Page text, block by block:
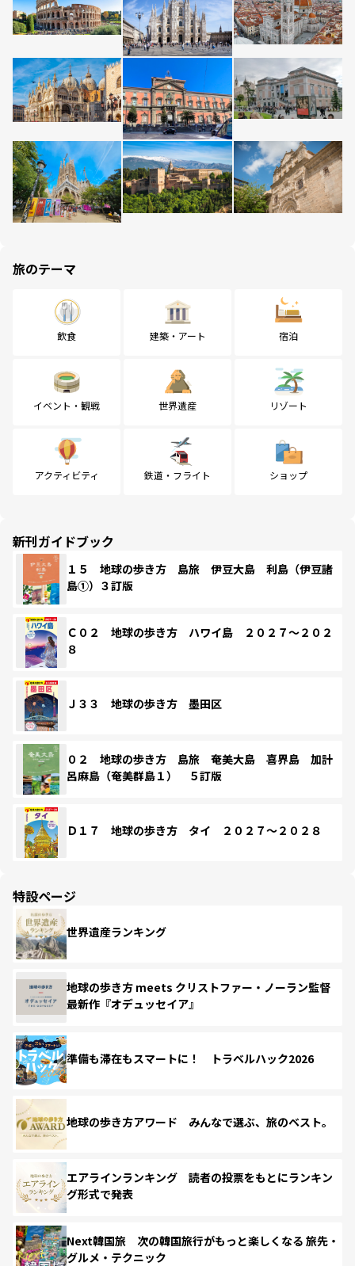
旅のテーマ
飲食 建築・アート 宿泊
イベント・観戦 世界遺産 リゾート
アクティビティ 鉄道・フライト ショップ
新刊ガイドブック
１５ 地球の歩き方 島旅 伊豆大島 利島（伊豆諸
島①）３訂版
Ｃ０２ 地球の歩き方 ハワイ島 ２０２７～２０２
８
Ｊ３３ 地球の歩き方 墨田区
０２ 地球の歩き方 島旅 奄美大島 喜界島 加計
呂麻島（奄美群島１） ５訂版
Ｄ１７ 地球の歩き方 タイ ２０２７～２０２８
特設ページ
世界遺産ランキング
地球の歩き方 meets クリストファー・ノーラン監督
最新作『オデュッセイア』
準備も滞在もスマートに！ トラベルハック2026
地球の歩き方アワード みんなで選ぶ、旅のベスト。
エアラインランキング 読者の投票をもとにランキン
グ形式で発表
Next韓国旅 次の韓国旅行がもっと楽しくなる 旅先・
グルメ・テクニック